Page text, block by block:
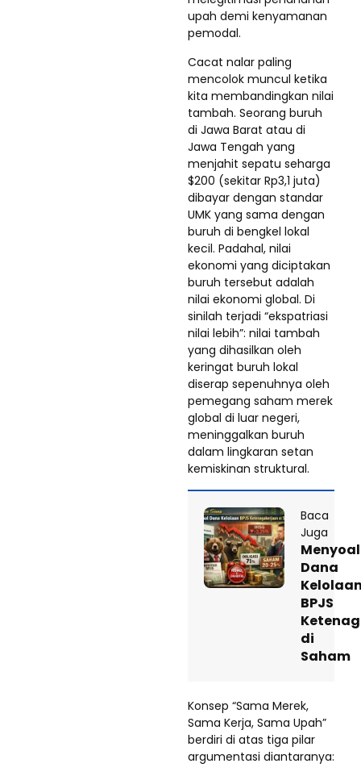
upah demi kenyamanan
pemodal.
Cacat nalar paling
mencolok muncul ketika
kita membandingkan nilai
tambah. Seorang buruh
di Jawa Barat atau di
Jawa Tengah yang
menjahit sepatu seharga
$200 (sekitar Rp3,1 juta)
dibayar dengan standar
UMK yang sama dengan
buruh di bengkel lokal
kecil. Padahal, nilai
ekonomi yang diciptakan
buruh tersebut adalah
nilai ekonomi global. Di
sinilah terjadi “ekspatriasi
nilai lebih”: nilai tambah
yang dihasilkan oleh
keringat buruh lokal
diserap sepenuhnya oleh
pemegang saham merek
global di luar negeri,
meninggalkan buruh
dalam lingkaran setan
kemiskinan struktural.
Baca
Juga
Menyoal
Dana
BPJS
di
Saham
Konsep “Sama Merek,
Sama Kerja, Sama Upah”
berdiri di atas tiga pilar
argumentasi diantaranya: